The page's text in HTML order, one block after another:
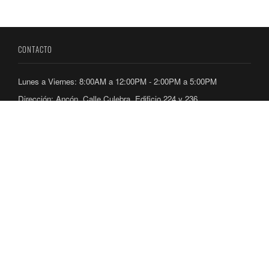
CONTACTO
Lunes a Viernes: 8:00AM a 12:00PM - 2:00PM a 5:00PM
Dirección: Ancón, Calle Culebra, Edificio 224 y 236